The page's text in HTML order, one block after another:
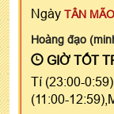
Ngày TÂN MÃO
Hoàng đạo
GIỜ TỐT
Tí (23:00-
(11:00-